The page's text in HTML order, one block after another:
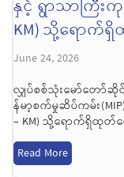
နှင့် ရွာသာကြီးကု
KM) သို့ရောက်ရှိ
June 24, 2026
လျှပ်စစ်သုံးမော်တော်ဆိုင်
န်မာ့စက်မှုဆိပ်ကမ်း
– KM) သို့ရောက်ရှိထုတ်ပေ
Read More